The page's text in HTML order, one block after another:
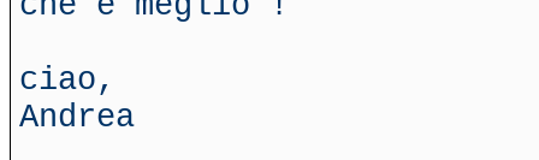
ciao,
Andrea